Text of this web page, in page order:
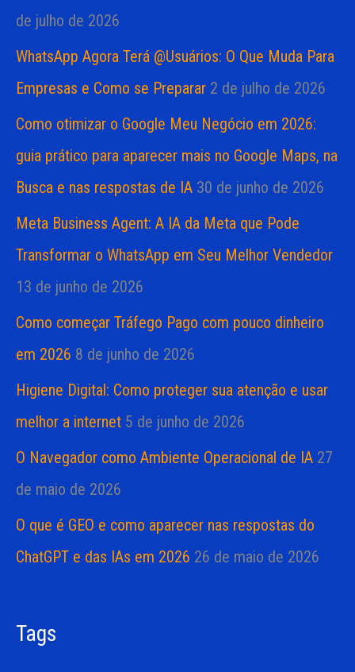
de julho de 2026
WhatsApp Agora Terá @Usuários: O Que Muda Para
Empresas e Como se Preparar 2 de julho de 2026
Como otimizar o Google Meu Negócio em 2026:
guia prático para aparecer mais no Google Maps, na
Busca e nas respostas de IA 30 de junho de 2026
Meta Business Agent: A IA da Meta que Pode
Transformar o WhatsApp em Seu Melhor Vendedor
13 de junho de 2026
Como começar Tráfego Pago com pouco dinheiro
em 2026 8 de junho de 2026
Higiene Digital: Como proteger sua atenção e usar
melhor a internet 5 de junho de 2026
O Navegador como Ambiente Operacional de IA 27
de maio de 2026
O que é GEO e como aparecer nas respostas do
ChatGPT e das IAs em 2026 26 de maio de 2026
Tags